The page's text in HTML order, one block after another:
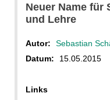
Neuer Name für
und Lehre
Autor:
Sebastian
Datum:
15.05.2015
Links